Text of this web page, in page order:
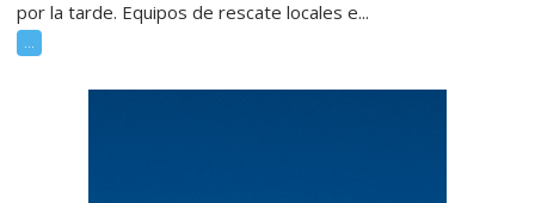
por la tarde. Equipos de rescate locales e...
...